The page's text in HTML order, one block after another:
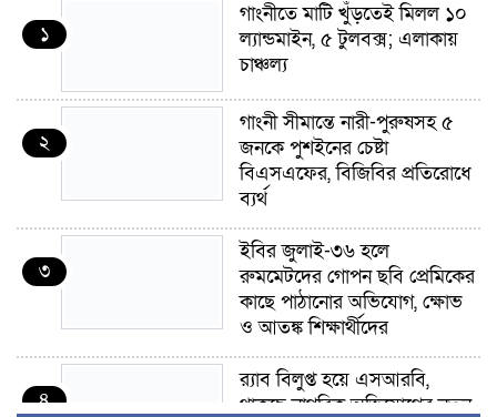
১
গাংনীতে মাটি খুঁড়তেই মিলল ১০
ল্যান্ডমাইন, ৫ টুলবক্স; এলাকায়
চাঞ্চল্য
২
গাংনী সীমান্তে নারী-পুরুষসহ ৫
জনকে পুশইনের চেষ্টা
বিএসএফের, বিজিবির প্রতিরোধে
ব্যর্থ
৩
ইবির জুলাই-৩৬ হলে
রুমমেটদের গোপন ছবি প্রেমিকের
কাছে পাঠানোর অভিযোগ, ক্ষোভ
ও আতঙ্ক শিক্ষার্থীদের
৪
র‍্যাব বিলুপ্ত হয়ে এসআরবি,
থাকছে নাগরিক অভিযোগের নতুন